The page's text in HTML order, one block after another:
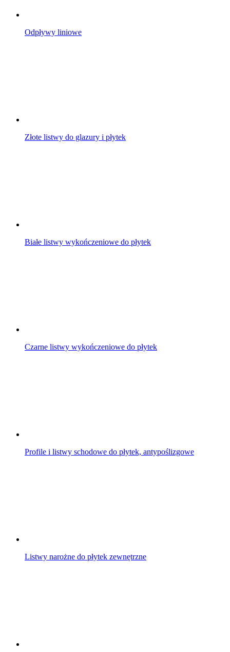
Odpływy liniowe
Złote listwy do glazury i płytek
Białe listwy wykończeniowe do płytek
Czarne listwy wykończeniowe do płytek
Profile i listwy schodowe do płytek, antypoślizgowe
Listwy narożne do płytek zewnętrzne